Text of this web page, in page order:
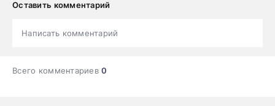
Оставить комментарий
Написать комментарий
Всего комментариев0